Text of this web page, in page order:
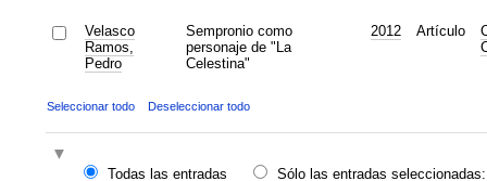
Velasco
Ramos,
Pedro
Sempronio como
personaje de "La
Celestina"
2012 Artículo
Seleccionar todo Deseleccionar todo
Todas las entradas
Sólo las entradas seleccionadas: